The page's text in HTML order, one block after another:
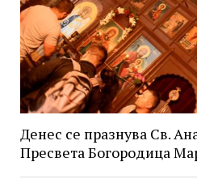
Денес се празнува Св.
Пресвета Богородица